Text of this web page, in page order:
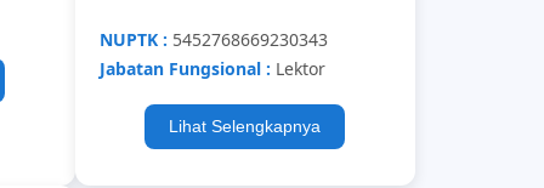
NUPTK : 5452768669230343
Jabatan Fungsional : Lektor
Lihat Selengkapnya